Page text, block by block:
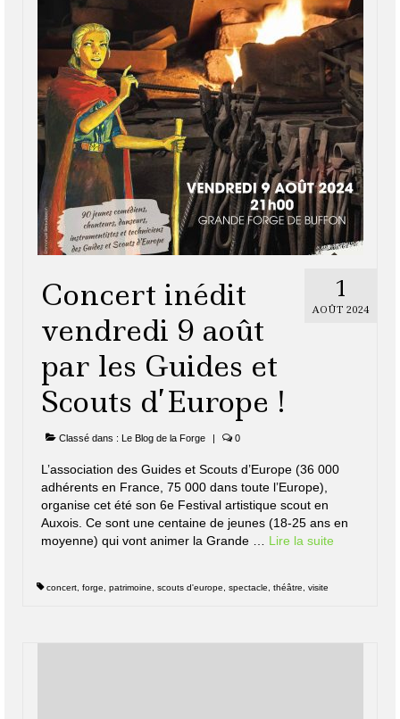
1
AOÛT 2024
Concert inédit
vendredi 9 août
par les Guides et
Scouts d’Europe !
Classé dans : Le Blog de la Forge | 0
L’association des Guides et Scouts d’Europe (36 000
adhérents en France, 75 000 dans toute l’Europe),
organise cet été son 6e Festival artistique scout en
Auxois. Ce sont une centaine de jeunes (18-25 ans en
moyenne) qui vont animer la Grande … Lire la suite­­
concert forge patrimoine scouts d'europe spectacle théâtre visite